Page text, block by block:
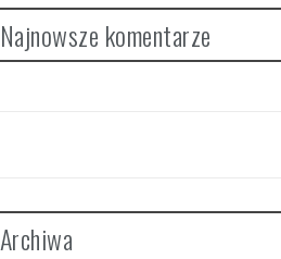
Najnowsze komentarze
Archiwa